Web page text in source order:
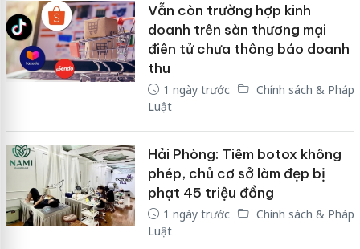
Vẫn còn trường hợp kinh
doanh trên sàn thương mại
điên tử chưa thông báo doanh
thu
1 ngày trước
Chính sách & Pháp
Luật
Hải Phòng: Tiêm botox không
phép, chủ cơ sở làm đẹp bị
phạt 45 triệu đồng
1 ngày trước
Chính sách & Pháp
Luật